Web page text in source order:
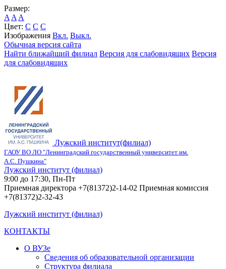
Размер:
A A A
Цвет: C C C
Изображения Вкл. Выкл.
Обычная версия сайта
Найти ближайший филиал Версия для слабовидящих Версия
для слабовидящих
Лужский институт(филиал)
ГАОУ ВО ЛО "Ленинградский государственный университет им.
А.С. Пушкина"
Лужский институт (филиал)
9:00 до 17:30, Пн-Пт
Приемная директора +7(81372)2-14-02 Приемная комиссия
+7(81372)2-32-43
Лужский институт (филиал)
КОНТАКТЫ
О ВУЗе
Сведения об образовательной организации
Структура филиала